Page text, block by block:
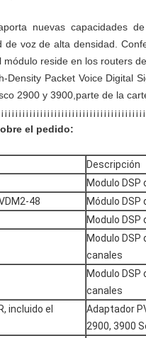
nuevas capacidades
de voz de alta densidad.
módulo reside en los routers
Density Packet Voice Digital
2900 y 3900,parte de la
el pedido:
Descripción
Modulo
48
Módulo
Modulo
Modulo DSP
canales
Modulo DSP
canales
incluido el
Adaptador
2900, 3900